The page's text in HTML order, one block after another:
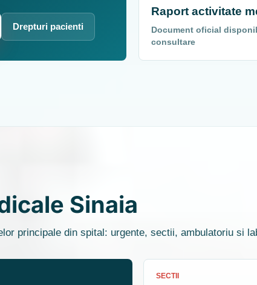
Drepturi pacienti
Raport activitate
Document oficial
consultare
Sinaia
principale din spital: urgente, sectii, ambulatoriu si
SECTII